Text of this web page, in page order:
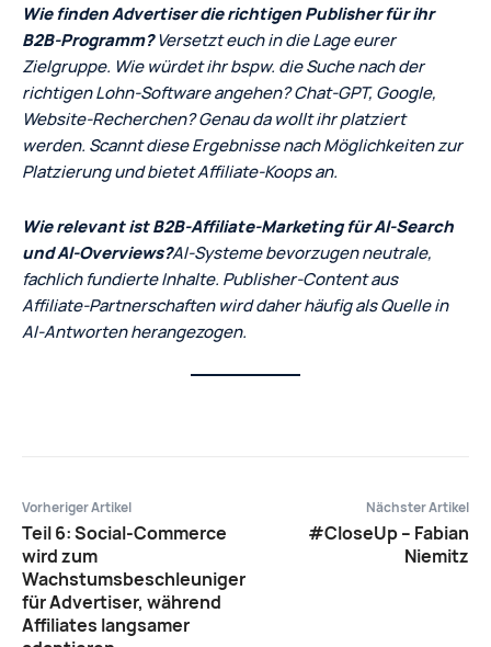
Wie finden Advertiser die richtigen Publisher für ihr
B2B‑Programm?Versetzt euch in die Lage eurer
Zielgruppe. Wie würdet ihr bspw. die Suche nach der
richtigen Lohn-Software angehen? Chat-GPT, Google,
Website-Recherchen? Genau da wollt ihr platziert
werden. Scannt diese Ergebnisse nach Möglichkeiten zur
Platzierung und bietet Affiliate-Koops an.
Wie relevant ist B2B‑Affiliate‑Marketing für AI‑Search
und AI‑Overviews?AI‑Systeme bevorzugen neutrale,
fachlich fundierte Inhalte. Publisher‑Content aus
Affiliate‑Partnerschaften wird daher häufig als Quelle in
AI‑Antworten herangezogen.
Vorheriger Artikel
Teil 6: Social-Commerce
wird zum
Wachstumsbeschleuniger
für Advertiser, während
Affiliates langsamer
Nächster Artikel
#CloseUp – Fabian
Niemitz